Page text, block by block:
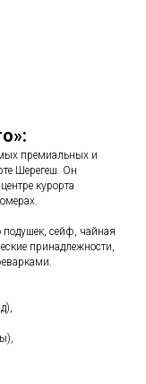
премиальных и
Шерегеш. Он
курорта
сейф, чайная
принадлежности,